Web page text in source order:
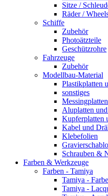
Sitze /
Räder /
Schiffe
Zubehör
Photoätzteile
Geschützrohre
Fahrzeuge
Zubehör
Modellbau-Material
Plastikplatten
sonstiges
Aluplatten
Kupferplatten
Kabel und
Klebefolien
Schrauben &
Farben & Werkzeuge
Farben - Tamiya
Tamiya -
Tamiya -